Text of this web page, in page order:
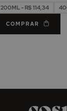
200ML - R$ 114,34
COMPRAR